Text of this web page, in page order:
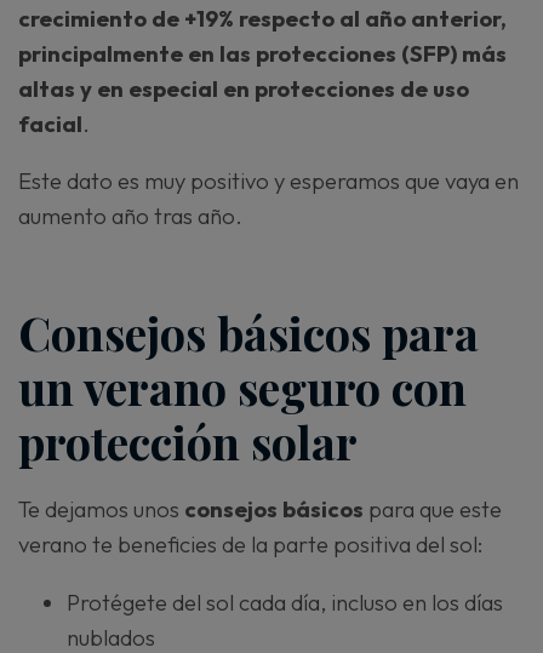
crecimiento de +19% respecto al año anterior,
principalmente en las protecciones (SFP) más
altas y en especial en protecciones de uso
facial.
Este dato es muy positivo y esperamos que vaya en
aumento año tras año.
Consejos básicos para
un verano seguro con
protección solar
Te dejamos unos consejos básicos para que este
verano te beneficies de la parte positiva del sol:
Protégete del sol cada día, incluso en los días
nublados